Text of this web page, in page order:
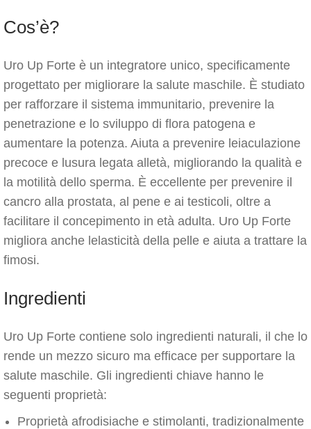
Cos’è?
Uro Up Forte è un integratore unico, specificamente
progettato per migliorare la salute maschile. È studiato
per rafforzare il sistema immunitario, prevenire la
penetrazione e lo sviluppo di flora patogena e
aumentare la potenza. Aiuta a prevenire leiaculazione
precoce e lusura legata alletà, migliorando la qualità e
la motilità dello sperma. È eccellente per prevenire il
cancro alla prostata, al pene e ai testicoli, oltre a
facilitare il concepimento in età adulta. Uro Up Forte
migliora anche lelasticità della pelle e aiuta a trattare la
fimosi.
Ingredienti
Uro Up Forte contiene solo ingredienti naturali, il che lo
rende un mezzo sicuro ma efficace per supportare la
salute maschile. Gli ingredienti chiave hanno le
seguenti proprietà:
Proprietà afrodisiache e stimolanti, tradizionalmente